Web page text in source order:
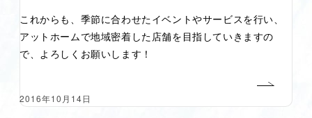
これからも、季節に合わせたイベントやサービスを行い、
アットホームで地域密着した店舗を目指していきますの
で、よろしくお願いします！
2016年10月14日